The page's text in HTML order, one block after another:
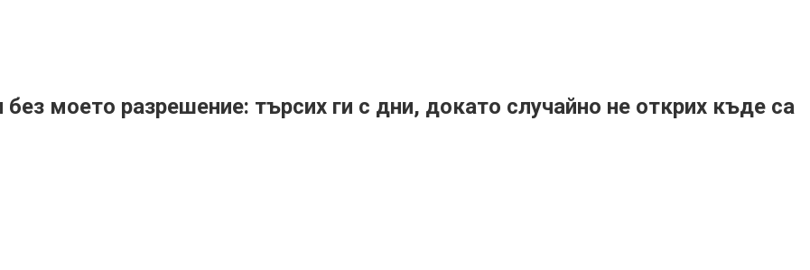
моето разрешение: търсих ги с дни, докато случайно не открих къде са